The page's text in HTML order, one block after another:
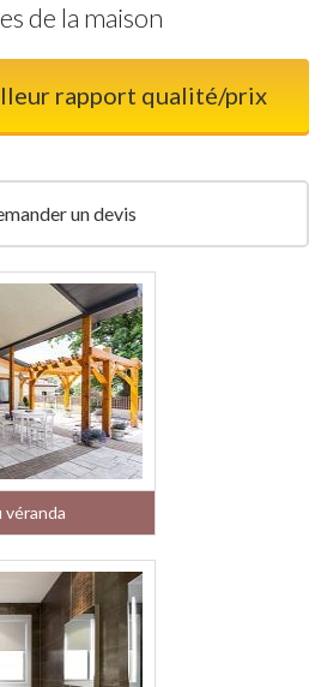
de la maison
rapport qualité/prix
un devis
véranda